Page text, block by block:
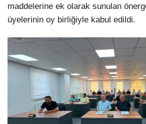
maddelerine ek olarak sunulan
üyelerinin oy birliğiyle kabul edildi.